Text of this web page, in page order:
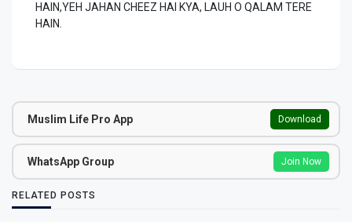
HAIN,YEH JAHAN CHEEZ HAI KYA, LAUH O QALAM TERE
HAIN.
Muslim Life Pro App Download
WhatsApp Group Join Now
RELATED POSTS